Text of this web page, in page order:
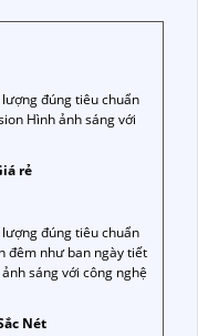
đúng tiêu chuẩn
Hình ảnh sáng với
rẻ
đúng tiêu chuẩn
đêm như ban ngày tiết
sáng với công nghệ
Nét